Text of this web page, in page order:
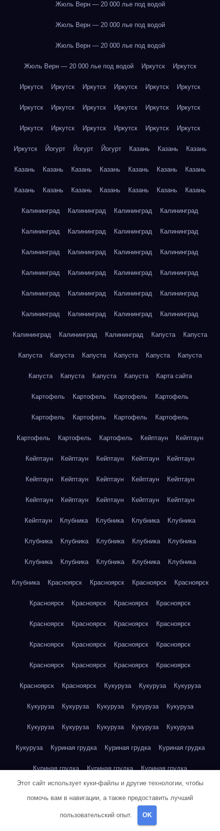
Жюль Верн — 20 000 лье под водой
Жюль Верн — 20 000 лье под водой
Жюль Верн — 20 000 лье под водой
Жюль Верн — 20 000 лье под водой Иркутск Иркутск
Иркутск Иркутск Иркутск Иркутск Иркутск Иркутск
Иркутск Иркутск Иркутск Иркутск Иркутск Иркутск
Иркутск Иркутск Иркутск Иркутск Иркутск Иркутск
Иркутск Йогурт Йогурт Йогурт Казань Казань Казань
Казань Казань Казань Казань Казань Казань Казань
Казань Казань Казань Казань Казань Казань Казань
Калининград Калининград Калининград Калининград
Калининград Калининград Калининград Калининград
Калининград Калининград Калининград Калининград
Калининград Калининград Калининград Калининград
Калининград Калининград Калининград Калининград
Калининград Калининград Калининград Калининград
Калининград Калининград Калининград Капуста Капуста
Капуста Капуста Капуста Капуста Капуста Капуста
Капуста Капуста Капуста Капуста Карта сайта
Картофель Картофель Картофель Картофель
Картофель Картофель Картофель Картофель
Картофель Картофель Картофель Кейптаун Кейптаун
Кейптаун Кейптаун Кейптаун Кейптаун Кейптаун
Кейптаун Кейптаун Кейптаун Кейптаун Кейптаун
Кейптаун Кейптаун Кейптаун Кейптаун Кейптаун
Кейптаун Клубника Клубника Клубника Клубника
Клубника Клубника Клубника Клубника Клубника
Клубника Клубника Клубника Клубника Клубника
Клубника Красноярск Красноярск Красноярск Красноярск
Красноярск Красноярск Красноярск Красноярск
Красноярск Красноярск Красноярск Красноярск
Красноярск Красноярск Красноярск Красноярск
Красноярск Красноярск Красноярск Красноярск
Красноярск Красноярск Кукуруза Кукуруза Кукуруза
Кукуруза Кукуруза Кукуруза Кукуруза Кукуруза
Кукуруза Кукуруза Кукуруза Кукуруза Кукуруза
Кукуруза Куриная грудка Куриная грудка Куриная грудка
Куриная грудка Куриная грудка Куриная грудка
Куриная грудка Куриная грудка
Этот сайт использует куки-файлы и другие технологии, чтобы
помочь вам в навигации, а также предоставить лучший
пользовательский опыт. OK